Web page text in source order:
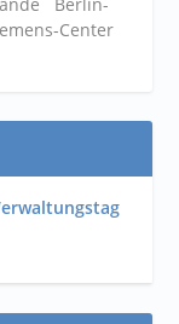
Berlin-
Center